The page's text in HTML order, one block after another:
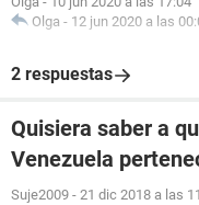
Olga - 12 jun 2020 a las
2 respuestas
Quisiera saber a
Venezuela
Suje2009 - 21 dic 2018 a las